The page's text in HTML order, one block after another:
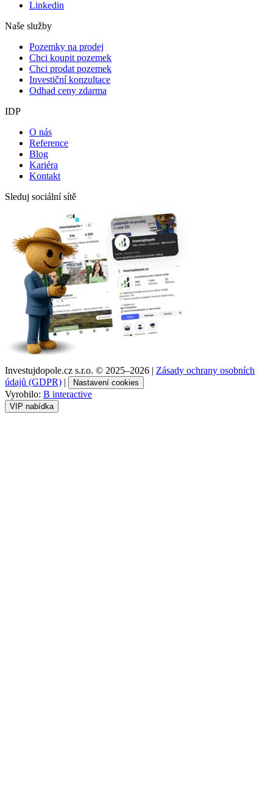
Linkedin
Naše služby
Pozemky na prodej
Chci koupit pozemek
Chci prodat pozemek
Investiční konzultace
Odhad ceny zdarma
IDP
O nás
Reference
Blog
Kariéra
Kontakt
Sleduj sociální sítě
Investujdopole.cz s.r.o. © 2025–2026 | Zásady ochrany osobních
údajů (GDPR) | Nastavení cookies
Vyrobilo: B interactive
VIP nabídka